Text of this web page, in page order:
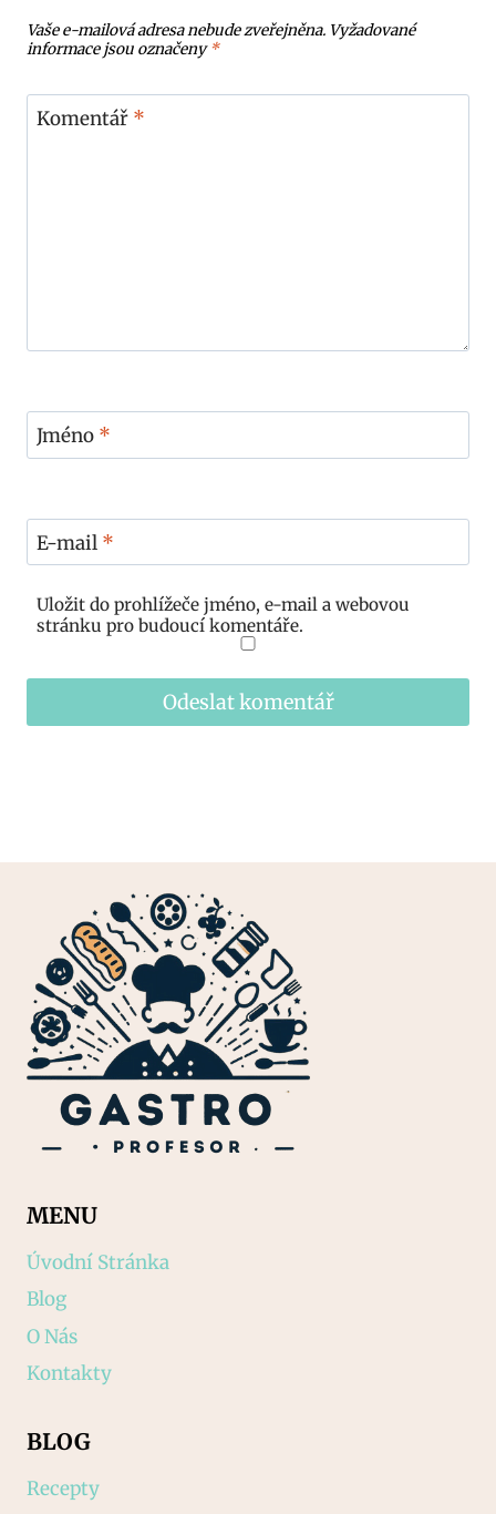
Vaše e-mailová adresa nebude zveřejněna. Vyžadované
informace jsou označeny*
Komentář *
Jméno *
E-mail *
Uložit do prohlížeče jméno, e-mail a webovou
stránku pro budoucí komentáře.
MENU
Úvodní Stránka
Blog
O Nás
Kontakty
BLOG
Recepty